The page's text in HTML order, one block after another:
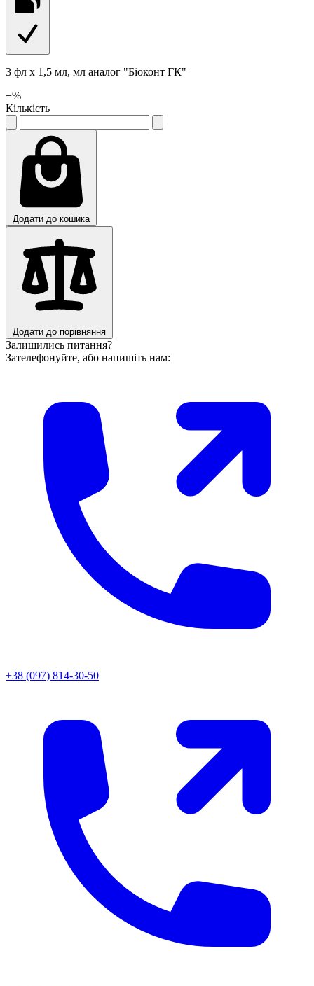
3 фл х 1,5 мл, мл аналог "Біоконт ГК"
−%
Кількість
Додати до кошика
Додати до порівняння
Залишились питання?
Зателефонуйте, або напишіть нам:
+38 (097) 814-30-50